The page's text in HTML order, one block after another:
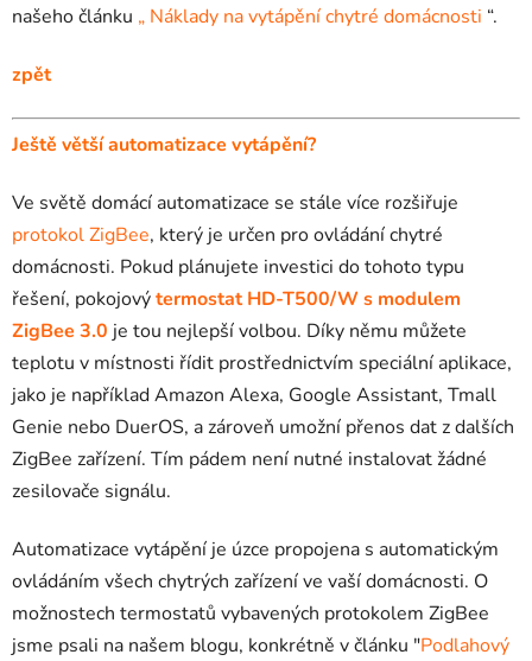
našeho článku „ Náklady na vytápění chytré domácnosti “.
zpět
Ještě větší automatizace vytápění?
Ve světě domácí automatizace se stále více rozšiřuje
protokol ZigBee, který je určen pro ovládání chytré
domácnosti. Pokud plánujete investici do tohoto typu
řešení, pokojovýtermostat HD-T500/W s modulem
ZigBee 3.0 je tou nejlepší volbou. Díky němu můžete
teplotu v místnosti řídit prostřednictvím speciální aplikace,
jako je například Amazon Alexa, Google Assistant, Tmall
Genie nebo DuerOS, a zároveň umožní přenos dat z dalších
ZigBee zařízení. Tím pádem není nutné instalovat žádné
zesilovače signálu.
Automatizace vytápění je úzce propojena s automatickým
ovládáním všech chytrých zařízení ve vaší domácnosti. O
možnostech termostatů vybavených protokolem ZigBee
jsme psali na našem blogu, konkrétně v článku "Podlahový